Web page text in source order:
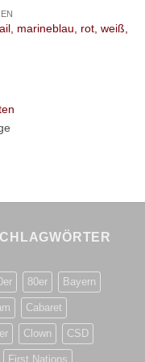
marineblau, rot, weiß,
80er Bayern
Cabaret
Clown CSD
First Nations